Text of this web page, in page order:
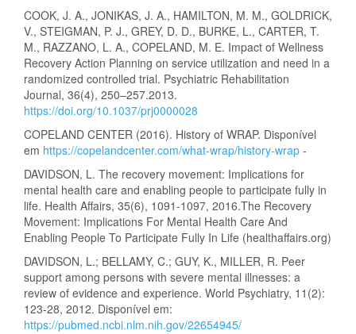
COOK, J. A., JONIKAS, J. A., HAMILTON, M. M., GOLDRICK,
V., STEIGMAN, P. J., GREY, D. D., BURKE, L., CARTER, T.
M., RAZZANO, L. A., COPELAND, M. E. Impact of Wellness
Recovery Action Planning on service utilization and need in a
randomized controlled trial. Psychiatric Rehabilitation
Journal, 36(4), 250–257.2013.
https://doi.org/10.1037/prj0000028
COPELAND CENTER (2016). History of WRAP. Disponível
em https://copelandcenter.com/what-wrap/history-wrap -
DAVIDSON, L. The recovery movement: Implications for
mental health care and enabling people to participate fully in
life. Health Affairs, 35(6), 1091-1097, 2016.The Recovery
Movement: Implications For Mental Health Care And
Enabling People To Participate Fully In Life (healthaffairs.org)
DAVIDSON, L.; BELLAMY, C.; GUY, K., MILLER, R. Peer
support among persons with severe mental illnesses: a
review of evidence and experience. World Psychiatry, 11(2):
123-28, 2012. Disponível em:
https://pubmed.ncbi.nlm.nih.gov/22654945/